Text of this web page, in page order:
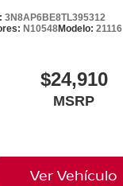
3N8AP6BE8TL395312
N10548Modelo: 21116
$24,910
MSRP
Ver Vehículo